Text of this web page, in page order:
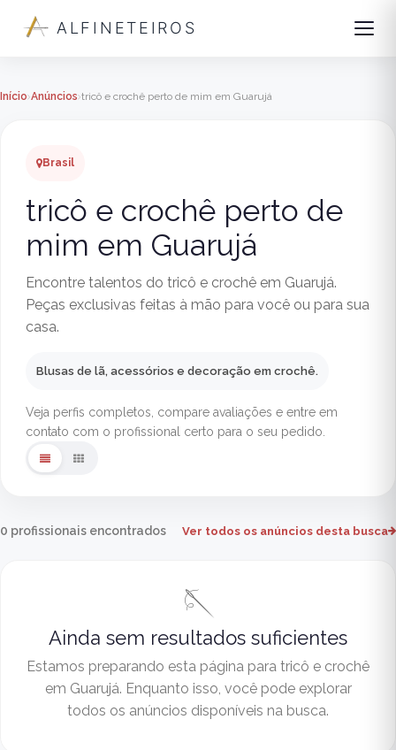
ALFINETEIROS
Início Anúncios tricô e crochê perto de mim em Guarujá
Brasil
tricô e crochê perto de
mim em Guarujá
Encontre talentos do tricô e crochê em Guarujá.
Peças exclusivas feitas à mão para você ou para sua
casa.
Blusas de lã, acessórios e decoração em crochê.
Veja perfis completos, compare avaliações e entre em
contato com o profissional certo para o seu pedido.
0 profissionais encontrados Ver todos os anúncios desta busca
🪡
Ainda sem resultados suficientes
Estamos preparando esta página para tricô e crochê
em Guarujá. Enquanto isso, você pode explorar
todos os anúncios disponíveis na busca.